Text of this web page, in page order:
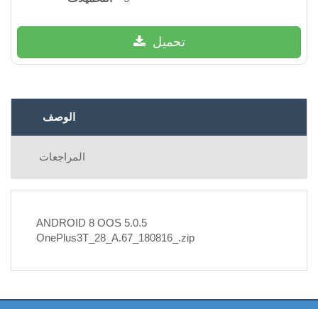
تحميل
الوصف
المراجعات
ANDROID 8 OOS 5.0.5
OnePlus3T_28_A.67_180816_.zip